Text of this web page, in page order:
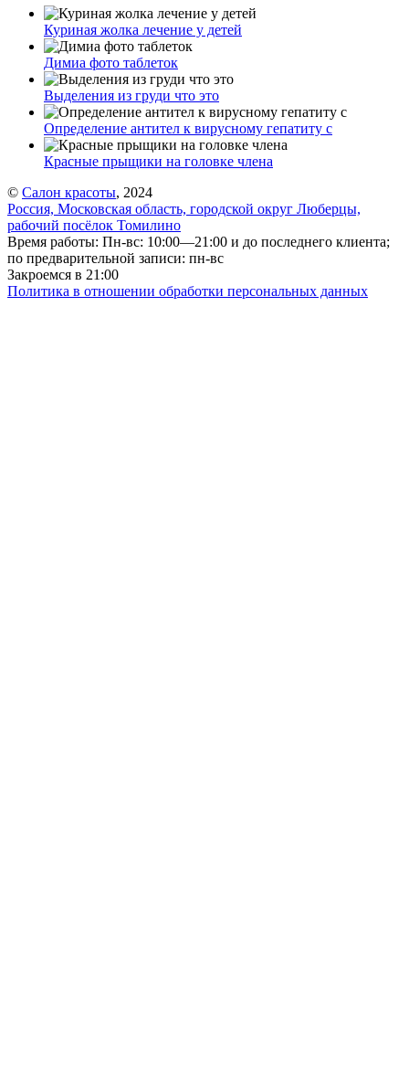
Куриная жолка лечение у детей
Димиа фото таблеток
Выделения из груди что это
Определение антител к вирусному гепатиту с
Красные прыщики на головке члена
© Салон красоты, 2024
Россия, Московская область, городской округ Люберцы,
рабочий посёлок Томилино
Время работы: Пн-вс: 10:00—21:00 и до последнего клиента;
по предварительной записи: пн-вс
Закроемся в 21:00
Политика в отношении обработки персональных данных